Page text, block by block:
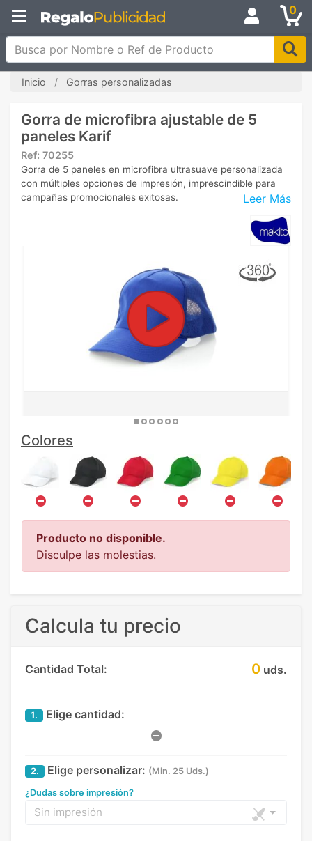
0
Busca por Nombre o Ref de Producto
Inicio Gorras personalizadas
Gorra de microfibra ajustable de 5
paneles Karif
Ref: 70255
Leer Más
Gorra de 5 paneles en microfibra ultrasuave personalizada
con múltiples opciones de impresión, imprescindible para
campañas promocionales exitosas.
Colores
Producto no disponible.
Disculpe las molestias.
Calcula tu precio
Cantidad Total: 0 uds.
1. Elige cantidad:
2. Elige personalizar: (Min. 25 Uds.)
¿Dudas sobre impresión?
Sin impresión